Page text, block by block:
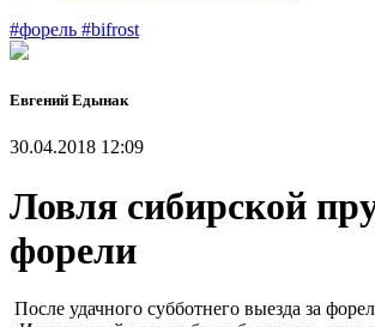
#форель #bifrost
Евгений Едынак
30.04.2018 12:09
Ловля сибирской
форели
После удачного субботнего выезда за